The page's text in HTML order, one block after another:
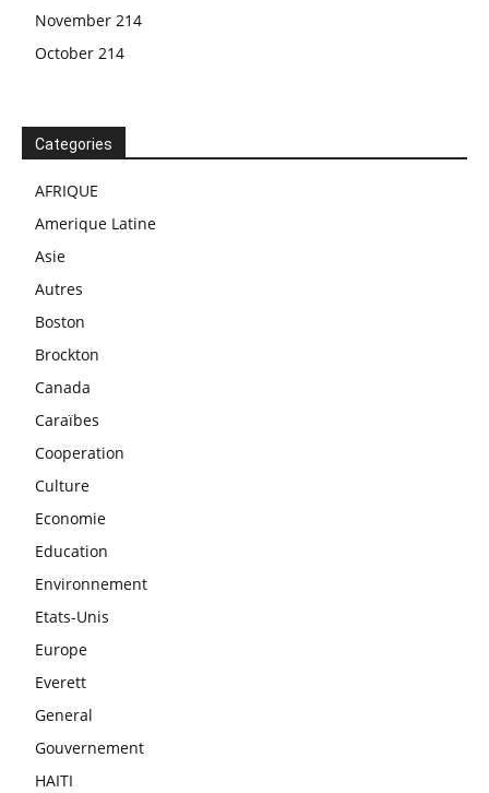
November 214
October 214
Categories
AFRIQUE
Amerique Latine
Asie
Autres
Boston
Brockton
Canada
Caraïbes
Cooperation
Culture
Economie
Education
Environnement
Etats-Unis
Europe
Everett
General
Gouvernement
HAITI